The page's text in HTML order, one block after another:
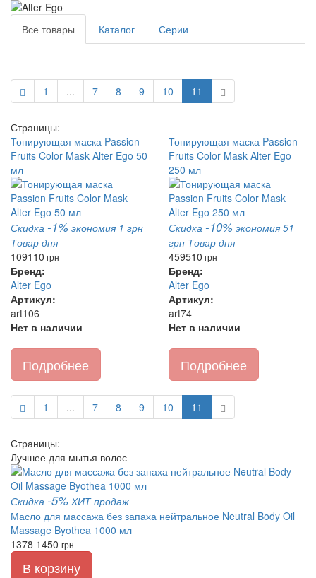
Все товары Каталог Серии
1 ... 7 8 9 10 11
Страницы:
Тонирующая маска Passion
Fruits Color Mask Alter Ego 50
мл
Скидка -1% экономия 1 грн
Товар дня
109110 грн
Бренд:
Alter Ego
Артикул:
art106
Нет в наличии
Подробнее
Тонирующая маска Passion
Fruits Color Mask Alter Ego
250 мл
Скидка -10% экономия 51
грн Товар дня
459510 грн
Бренд:
Alter Ego
Артикул:
art74
Нет в наличии
Подробнее
1 ... 7 8 9 10 11
Страницы:
Лучшее для мытья волос
Скидка -5% ХИТ продаж
Масло для массажа без запаха нейтральное Neutral Body Oil
Massage Byothea 1000 мл
1378 1450 грн
В корзину